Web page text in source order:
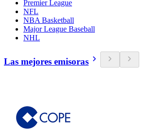
Premier League
NFL
NBA Basketball
Major League Baseball
NHL
Las mejores emisoras